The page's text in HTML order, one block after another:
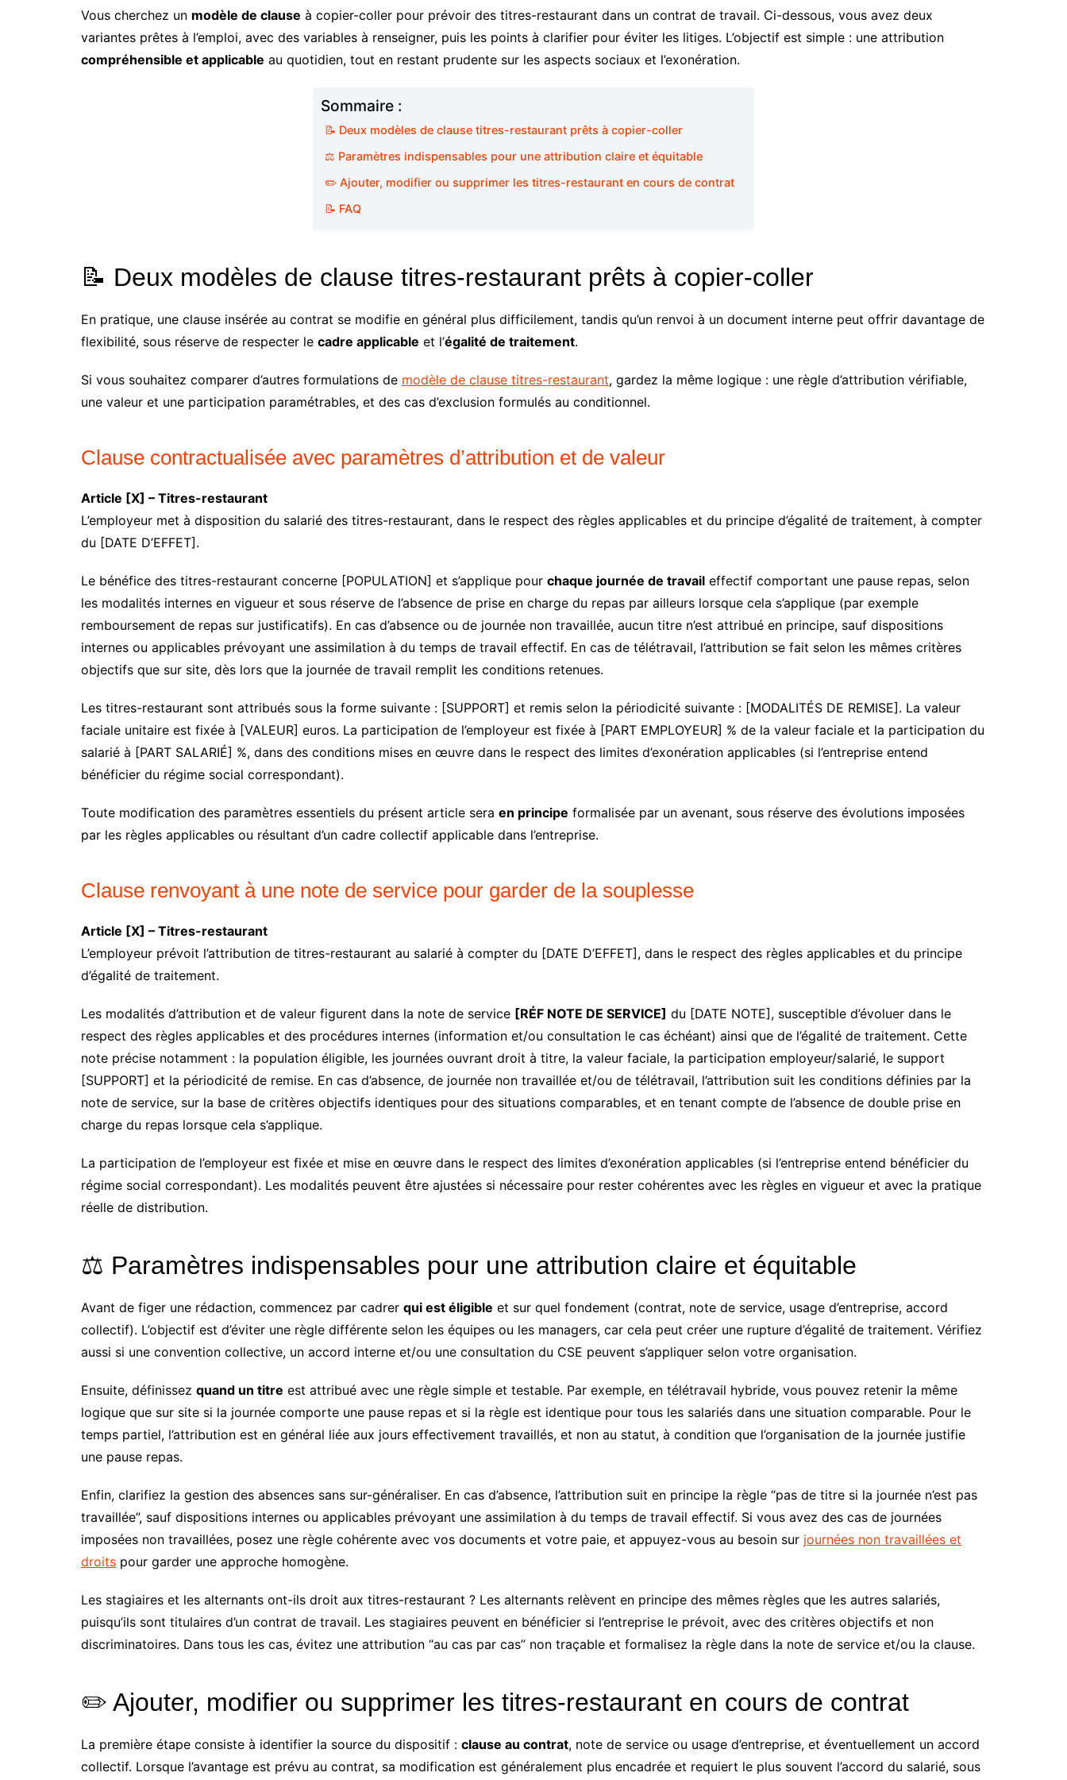
Vous cherchez un modèle de clause à copier-coller pour prévoir des titres-restaurant dans un contrat de travail. Ci-dessous, vous avez deux
variantes prêtes à l’emploi, avec des variables à renseigner, puis les points à clarifier pour éviter les litiges. L’objectif est simple : une attribution
compréhensible et applicable au quotidien, tout en restant prudente sur les aspects sociaux et l’exonération.
Sommaire :
📝 Deux modèles de clause titres-restaurant prêts à copier-coller
⚖️ Paramètres indispensables pour une attribution claire et équitable
✏️ Ajouter, modifier ou supprimer les titres-restaurant en cours de contrat
📝 FAQ
📝 Deux modèles de clause titres-restaurant prêts à copier-coller
En pratique, une clause insérée au contrat se modifie en général plus difficilement, tandis qu’un renvoi à un document interne peut offrir davantage de
flexibilité, sous réserve de respecter le cadre applicable et l’égalité de traitement.
Si vous souhaitez comparer d’autres formulations de modèle de clause titres-restaurant, gardez la même logique : une règle d’attribution vérifiable,
une valeur et une participation paramétrables, et des cas d’exclusion formulés au conditionnel.
Clause contractualisée avec paramètres d’attribution et de valeur
Article [X] – Titres-restaurant
L’employeur met à disposition du salarié des titres-restaurant, dans le respect des règles applicables et du principe d’égalité de traitement, à compter
du [DATE D’EFFET].
Le bénéfice des titres-restaurant concerne [POPULATION] et s’applique pour chaque journée de travail effectif comportant une pause repas, selon
les modalités internes en vigueur et sous réserve de l’absence de prise en charge du repas par ailleurs lorsque cela s’applique (par exemple
remboursement de repas sur justificatifs). En cas d’absence ou de journée non travaillée, aucun titre n’est attribué en principe, sauf dispositions
internes ou applicables prévoyant une assimilation à du temps de travail effectif. En cas de télétravail, l’attribution se fait selon les mêmes critères
objectifs que sur site, dès lors que la journée de travail remplit les conditions retenues.
Les titres-restaurant sont attribués sous la forme suivante : [SUPPORT] et remis selon la périodicité suivante : [MODALITÉS DE REMISE]. La valeur
faciale unitaire est fixée à [VALEUR] euros. La participation de l’employeur est fixée à [PART EMPLOYEUR] % de la valeur faciale et la participation du
salarié à [PART SALARIÉ] %, dans des conditions mises en œuvre dans le respect des limites d’exonération applicables (si l’entreprise entend
bénéficier du régime social correspondant).
Toute modification des paramètres essentiels du présent article sera en principe formalisée par un avenant, sous réserve des évolutions imposées
par les règles applicables ou résultant d’un cadre collectif applicable dans l’entreprise.
Clause renvoyant à une note de service pour garder de la souplesse
Article [X] – Titres-restaurant
L’employeur prévoit l’attribution de titres-restaurant au salarié à compter du [DATE D’EFFET], dans le respect des règles applicables et du principe
d’égalité de traitement.
Les modalités d’attribution et de valeur figurent dans la note de service [RÉF NOTE DE SERVICE] du [DATE NOTE], susceptible d’évoluer dans le
respect des règles applicables et des procédures internes (information et/ou consultation le cas échéant) ainsi que de l’égalité de traitement. Cette
note précise notamment : la population éligible, les journées ouvrant droit à titre, la valeur faciale, la participation employeur/salarié, le support
[SUPPORT] et la périodicité de remise. En cas d’absence, de journée non travaillée et/ou de télétravail, l’attribution suit les conditions définies par la
note de service, sur la base de critères objectifs identiques pour des situations comparables, et en tenant compte de l’absence de double prise en
charge du repas lorsque cela s’applique.
La participation de l’employeur est fixée et mise en œuvre dans le respect des limites d’exonération applicables (si l’entreprise entend bénéficier du
régime social correspondant). Les modalités peuvent être ajustées si nécessaire pour rester cohérentes avec les règles en vigueur et avec la pratique
réelle de distribution.
⚖️ Paramètres indispensables pour une attribution claire et équitable
Avant de figer une rédaction, commencez par cadrer qui est éligible et sur quel fondement (contrat, note de service, usage d’entreprise, accord
collectif). L’objectif est d’éviter une règle différente selon les équipes ou les managers, car cela peut créer une rupture d’égalité de traitement. Vérifiez
aussi si une convention collective, un accord interne et/ou une consultation du CSE peuvent s’appliquer selon votre organisation.
Ensuite, définissez quand un titre est attribué avec une règle simple et testable. Par exemple, en télétravail hybride, vous pouvez retenir la même
logique que sur site si la journée comporte une pause repas et si la règle est identique pour tous les salariés dans une situation comparable. Pour le
temps partiel, l’attribution est en général liée aux jours effectivement travaillés, et non au statut, à condition que l’organisation de la journée justifie
une pause repas.
Enfin, clarifiez la gestion des absences sans sur-généraliser. En cas d’absence, l’attribution suit en principe la règle “pas de titre si la journée n’est pas
travaillée”, sauf dispositions internes ou applicables prévoyant une assimilation à du temps de travail effectif. Si vous avez des cas de journées
imposées non travaillées, posez une règle cohérente avec vos documents et votre paie, et appuyez-vous au besoin sur journées non travaillées et
droits pour garder une approche homogène.
Les stagiaires et les alternants ont-ils droit aux titres-restaurant ? Les alternants relèvent en principe des mêmes règles que les autres salariés,
puisqu’ils sont titulaires d’un contrat de travail. Les stagiaires peuvent en bénéficier si l’entreprise le prévoit, avec des critères objectifs et non
discriminatoires. Dans tous les cas, évitez une attribution “au cas par cas” non traçable et formalisez la règle dans la note de service et/ou la clause.
✏️ Ajouter, modifier ou supprimer les titres-restaurant en cours de contrat
La première étape consiste à identifier la source du dispositif : clause au contrat, note de service ou usage d’entreprise, et éventuellement un accord
collectif. Lorsque l’avantage est prévu au contrat, sa modification est généralement plus encadrée et requiert le plus souvent l’accord du salarié, sous